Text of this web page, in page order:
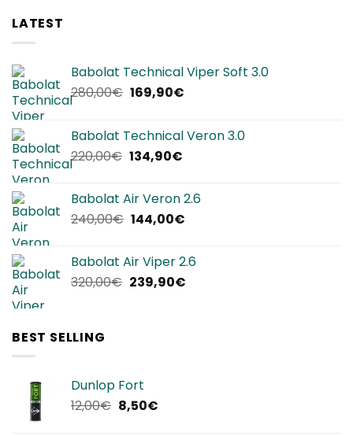
LATEST
Babolat Technical Viper Soft 3.0
280,00€ Il
era:
280,00€.
169,90€Il
è:
Babolat Technical Veron 3.0
220,00€ Il
era:
220,00€.
134,90€Il
è:
134,90€.
Babolat Air Veron 2.6
240,00€ Il
era:
240,00€.
144,00€Il
è:
144,00€.
Babolat Air Viper 2.6
320,00€ Il
239,90€Il
BEST SELLING
Dunlop Fort
12,00€ Il
8,50€Il